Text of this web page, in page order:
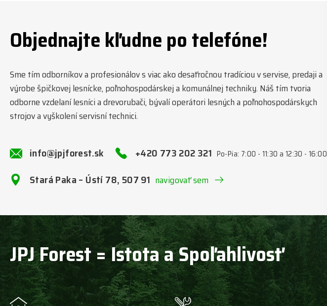
Objednajte kľudne po telefóne!
Sme tím odborníkov a profesionálov s viac ako desaťročnou tradíciou v servise, predaji a
výrobe špičkovej lesnícke, poľnohospodárskej a komunálnej techniky. Náš tím tvoria
odborne vzdelaní lesníci a drevorubači, bývalí operátori lesných a poľnohospodárskych
strojov a vyškolení servisní technici.
info@jpjforest.sk +420 773 202 321 Po-Pia: 7:00 - 11:30 a 12:30 - 16:00
Stará Paka – Ústí 78, 507 91 navigovať sem
JPJ Forest = Istota a Spoľahlivosť